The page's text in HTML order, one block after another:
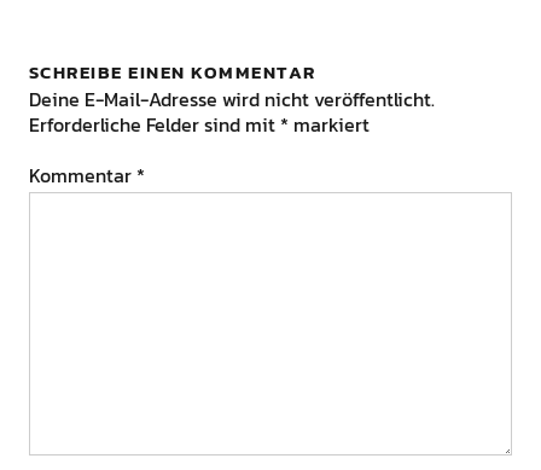
SCHREIBE EINEN KOMMENTAR
Deine E-Mail-Adresse wird nicht veröffentlicht.
Erforderliche Felder sind mit * markiert
Kommentar *